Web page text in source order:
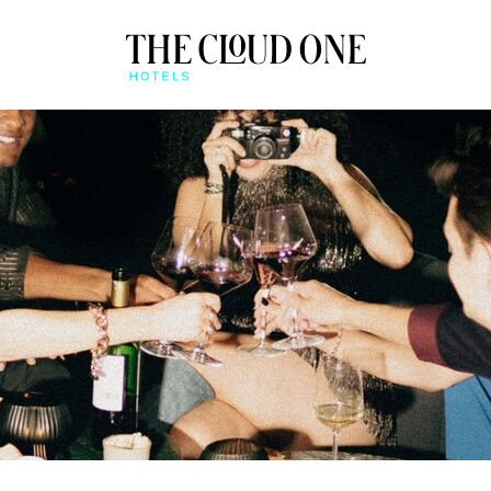
PŘEHLED
APLIKACE BEONE
RYCHLÝ CHECK-IN A